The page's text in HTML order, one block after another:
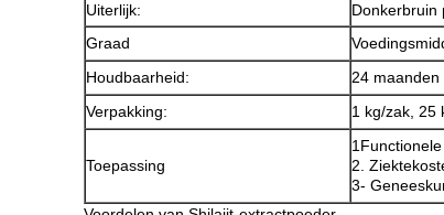
Uiterlijk:
Donkerbruin
Graad
Houdbaarheid:
24 maanden
Verpakking:
1 kg/zak, 25
Toepassing
2.
3-